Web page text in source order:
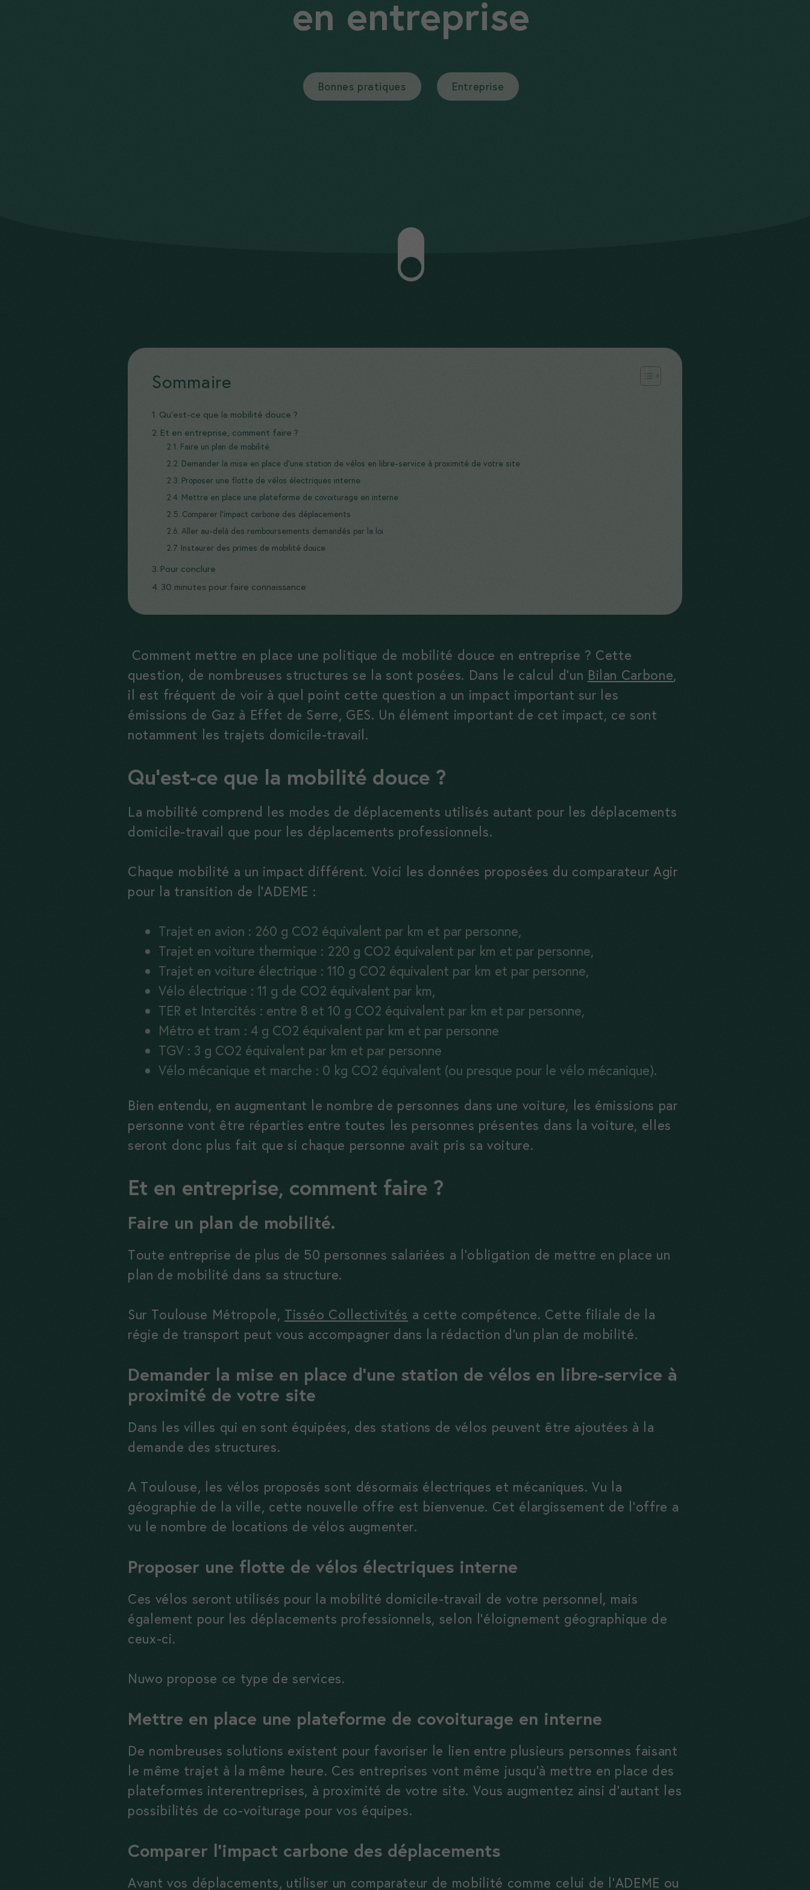
en entreprise
Bonnes pratiques Entreprise
Sommaire
Qu’est-ce que la mobilité douce ?
Et en entreprise, comment faire ?
Faire un plan de mobilité.
Demander la mise en place d’une station de vélos en libre-service à proximité de votre site
Proposer une flotte de vélos électriques interne
Mettre en place une plateforme de covoiturage en interne
Comparer l’impact carbone des déplacements
Aller au-delà des remboursements demandés par la loi
Instaurer des primes de mobilité douce
Pour conclure
30 minutes pour faire connaissance
Comment mettre en place une politique de mobilité douce en entreprise ? Cette
question, de nombreuses structures se la sont posées. Dans le calcul d’un Bilan Carbone,
il est fréquent de voir à quel point cette question a un impact important sur les
émissions de Gaz à Effet de Serre, GES. Un élément important de cet impact, ce sont
notamment les trajets domicile-travail.
Qu’est-ce que la mobilité douce ?
La mobilité comprend les modes de déplacements utilisés autant pour les déplacements
domicile-travail que pour les déplacements professionnels.
Chaque mobilité a un impact différent. Voici les données proposées du comparateur Agir
pour la transition de l’ADEME :
Trajet en avion : 260 g CO2 équivalent par km et par personne,
Trajet en voiture thermique : 220 g CO2 équivalent par km et par personne,
Trajet en voiture électrique : 110 g CO2 équivalent par km et par personne,
Vélo électrique : 11 g de CO2 équivalent par km,
TER et Intercités : entre 8 et 10 g CO2 équivalent par km et par personne,
Métro et tram : 4 g CO2 équivalent par km et par personne
TGV : 3 g CO2 équivalent par km et par personne
Vélo mécanique et marche : 0 kg CO2 équivalent (ou presque pour le vélo mécanique).
Bien entendu, en augmentant le nombre de personnes dans une voiture, les émissions par
personne vont être réparties entre toutes les personnes présentes dans la voiture, elles
seront donc plus fait que si chaque personne avait pris sa voiture.
Et en entreprise, comment faire ?
Faire un plan de mobilité.
Toute entreprise de plus de 50 personnes salariées a l’obligation de mettre en place un
plan de mobilité dans sa structure.
Sur Toulouse Métropole, Tisséo Collectivités a cette compétence. Cette filiale de la
régie de transport peut vous accompagner dans la rédaction d’un plan de mobilité.
Demander la mise en place d’une station de vélos en libre-service à
proximité de votre site
Dans les villes qui en sont équipées, des stations de vélos peuvent être ajoutées à la
demande des structures.
A Toulouse, les vélos proposés sont désormais électriques et mécaniques. Vu la
géographie de la ville, cette nouvelle offre est bienvenue. Cet élargissement de l’offre a
vu le nombre de locations de vélos augmenter.
Proposer une flotte de vélos électriques interne
Ces vélos seront utilisés pour la mobilité domicile-travail de votre personnel, mais
également pour les déplacements professionnels, selon l’éloignement géographique de
ceux-ci.
Nuwo propose ce type de services.
Mettre en place une plateforme de covoiturage en interne
De nombreuses solutions existent pour favoriser le lien entre plusieurs personnes faisant
le même trajet à la même heure. Ces entreprises vont même jusqu’à mettre en place des
plateformes interentreprises, à proximité de votre site. Vous augmentez ainsi d’autant les
possibilités de co-voiturage pour vos équipes.
Comparer l’impact carbone des déplacements
Avant vos déplacements, utiliser un comparateur de mobilité comme celui de l’ADEME ou
Nécessaires
sont
site ne peux
correctement
nous aident
votre
expérience
Experience
vous assurent
une bonne
expérience sur
certaines
fonctionnalités